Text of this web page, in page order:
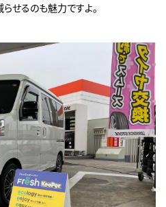
せるのも魅力ですよ。